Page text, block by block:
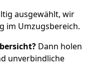
ausgewählt, wir
im Umzugsbereich.
Dann holen
unverbindliche